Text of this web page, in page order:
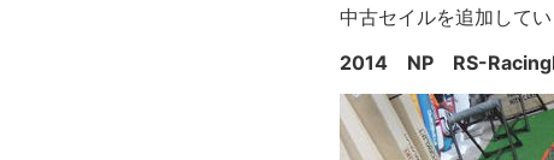
中古セイルを追加してい
2014 NP RS-